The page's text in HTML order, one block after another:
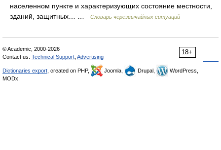
населенном пункте и характеризующих состояние местности,
зданий, защитных… …
Словарь черезвычайных ситуаций
18+
© Academic, 2000-2026
Contact us: Technical Support Advertising
Dictionaries export , created on PHP, Joomla, Drupal,
WordPress,
MODx.